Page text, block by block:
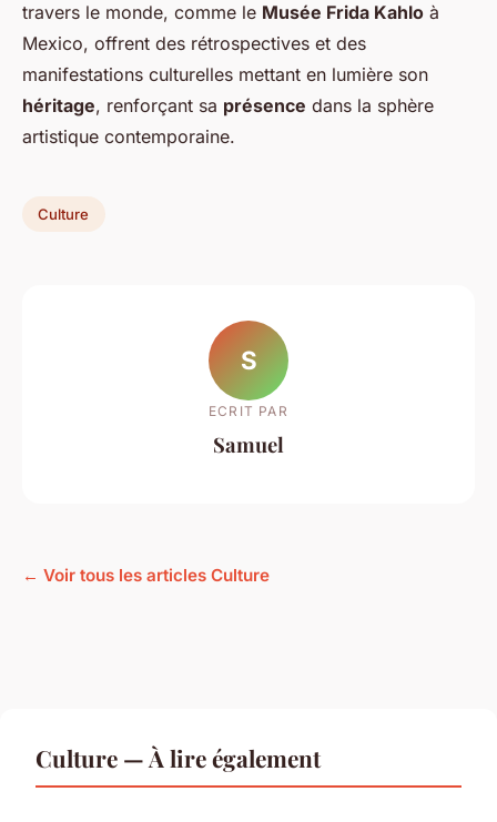
travers le monde, comme le Musée Frida Kahlo à
Mexico, offrent des rétrospectives et des
manifestations culturelles mettant en lumière son
héritage, renforçant sa présence dans la sphère
artistique contemporaine.
Culture
S
ECRIT PAR
Samuel
← Voir tous les articles Culture
Culture — À lire également